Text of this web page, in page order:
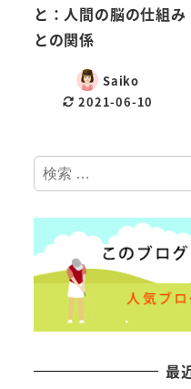
と：人間の脳の仕組み
との関係
Saiko
2021-06-10
検
索
最